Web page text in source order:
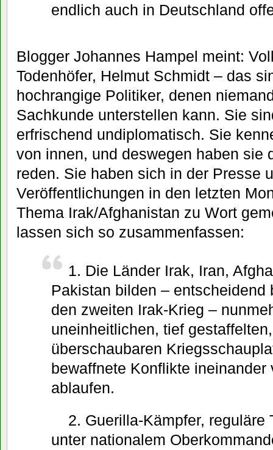
endlich auch in Deutschland
Blogger Johannes Hampel meint:
Todenhöfer, Helmut Schmidt – das
hochrangige Politiker, denen
Sachkunde unterstellen kann. Sie
erfrischend undiplomatisch. Sie
von innen, und deswegen haben sie
reden. Sie haben sich in der Presse
Veröffentlichungen in den letzten
Thema Irak/Afghanistan zu Wort
lassen sich so zusammenfassen:
1. Die Länder Irak, Iran,
Pakistan bilden – entscheidend
den zweiten Irak-Krieg –
uneinheitlichen, tief
überschaubaren
bewaffnete Konflikte ineinander
ablaufen.
2. Guerilla-Kämpfer, reguläre
unter nationalem